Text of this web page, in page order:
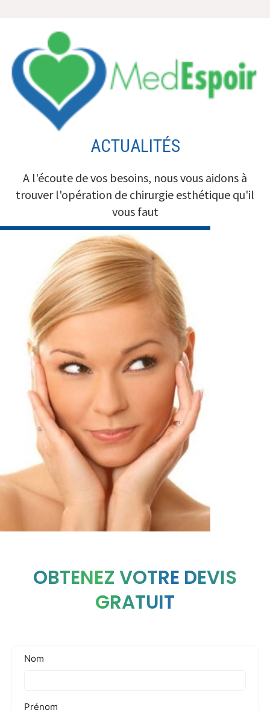
contenu
ACTUALITÉS
A l'écoute de vos besoins, nous vous aidons à
trouver l'opération de chirurgie esthétique qu'il
vous faut
OBTENEZ VOTRE DEVIS
GRATUIT